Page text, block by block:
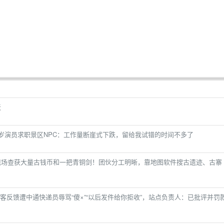
演员求职景区NPC：工作量断崖式下跌，留给我试错的时间不多了
查获大量古钱币和一把青铜剑！团伙分工明晰，靠地图软件搜古遗迹、古寨
反馈遭中通快递员辱骂“傻×”“以后发件给你拒收”，站点负责人：已批评并罚